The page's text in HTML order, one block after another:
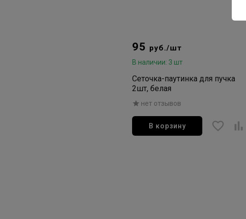
95 руб./шт
В наличии: 3 шт
Сеточка-паутинка для пучка
2шт, белая
нет отзывов
В корзину